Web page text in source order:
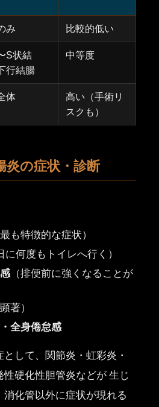
み 比較的低い
S状結
行結腸
中等度
体
高い（手術リ
スクも）
の症状・診断
も特徴的な症状）
に何度もトイレへ行く）
（排便前に強くなることが
著）
全身倦怠感
して、関節炎・虹彩炎・
硬化性胆管炎などが 生じ
化管以外に症状が現れる